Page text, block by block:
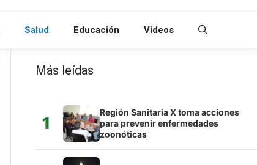
Salud Educación Videos
Más leídas
1
Región Sanitaria X toma acciones
para prevenir enfermedades
zoonóticas